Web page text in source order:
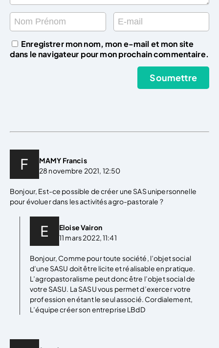
Enregistrer mon nom, mon e-mail et mon site
dans le navigateur pour mon prochain commentaire.
MAMY Francis
28 novembre 2021, 12:50
Bonjour, Est-ce possible de créer une SAS unipersonnelle
pour évoluer dans les activités agro-pastorale ?
Eloise Vairon
11 mars 2022, 11:41
Bonjour, Comme pour toute société, l’objet social
d’une SASU doit être licite et réalisable en pratique.
L’agropastoralisme peut donc être l’objet social de
votre SASU. La SASU vous permet d’exercer votre
profession en étant le seul associé. Cordialement,
L’équipe créer son entreprise LBdD